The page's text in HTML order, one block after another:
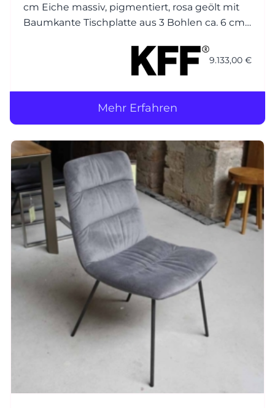
cm Eiche massiv, pigmentiert, rosa geölt mit
Baumkante Tischplatte aus 3 Bohlen ca. 6 cm
9.133,00 €
Mehr Erfahren